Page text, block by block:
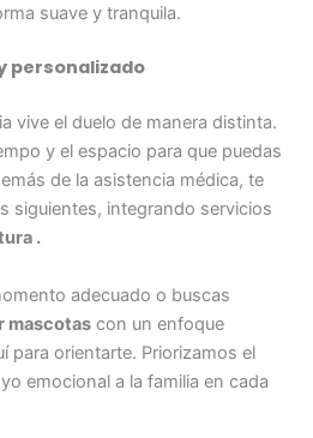
suave y tranquila.
personalizado
vive el duelo de manera distinta.
y el espacio para que puedas
de la asistencia médica, te
siguientes, integrando servicios
.
adecuado o buscas
mascotas con un enfoque
para orientarte. Priorizamos el
emocional a la familia en cada